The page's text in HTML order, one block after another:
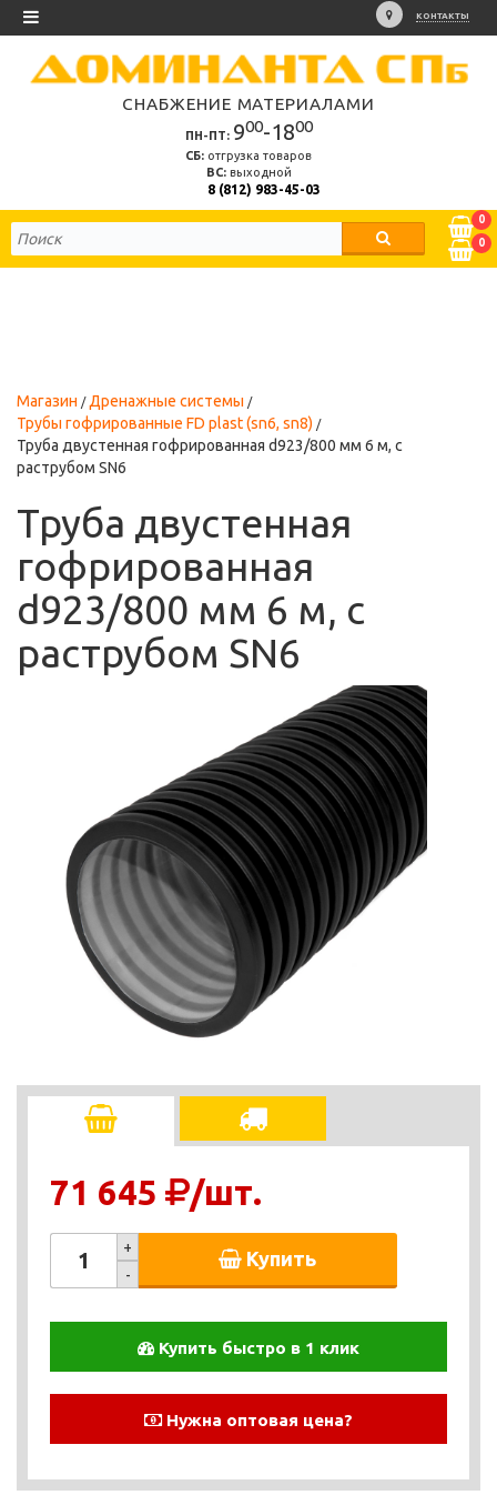
КОНТАКТЫ
СНАБЖЕНИЕ МАТЕРИАЛАМИ
ПН-ПТ: 900-1800
СБ: отгрузка товаров
ВС:выходной
8 (812) 983-45-03
0
0
Магазин
Дренажные системы
Трубы гофрированные FD plast (sn6, sn8)
Труба двустенная гофрированная d923/800 мм 6 м, с
раструбом SN6
Труба двустенная
гофрированная
d923/800 мм 6 м, с
раструбом SN6
71 645 /шт.
+
-
Купить
Купить быстро в 1 клик
Нужна оптовая цена?